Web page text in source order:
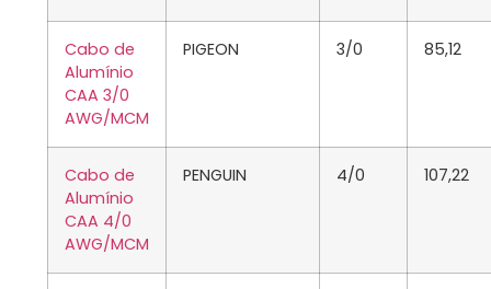
Cabo de
Alumínio
CAA 3/0
AWG/MCM
PIGEON 3/0 85,12
Cabo de
Alumínio
CAA 4/0
AWG/MCM
PENGUIN 4/0 107,22